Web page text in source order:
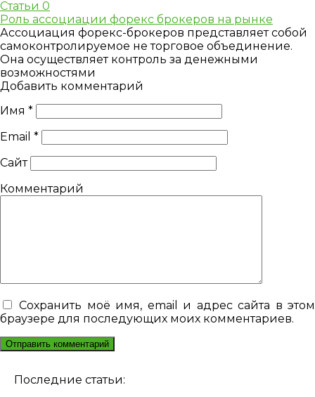
Статьи 0
Роль ассоциации форекс брокеров на рынке
Ассоциация форекс-брокеров представляет собой
самоконтролируемое не торговое объединение.
Она осуществляет контроль за денежными
возможностями
Добавить комментарий
Имя *
Email *
Сайт
Комментарий
Сохранить моё имя, email и адрес сайта в этом
браузере для последующих моих комментариев.
Последние статьи: